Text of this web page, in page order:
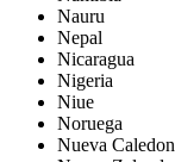
Nauru
Nepal
Nicaragua
Nigeria
Niue
Noruega
Nueva